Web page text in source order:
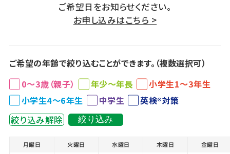
ご希望日をお知らせください。
お申し込みはこちら >
ご希望の年齢で絞り込むことができます。（複数選択可）
0～3歳（親子）
年少～年長
小学生1～3年生
小学生4～6年生
中学生
英検®対策
絞り込み解除
絞り込み
月曜日 火曜日 水曜日 木曜日 金曜日